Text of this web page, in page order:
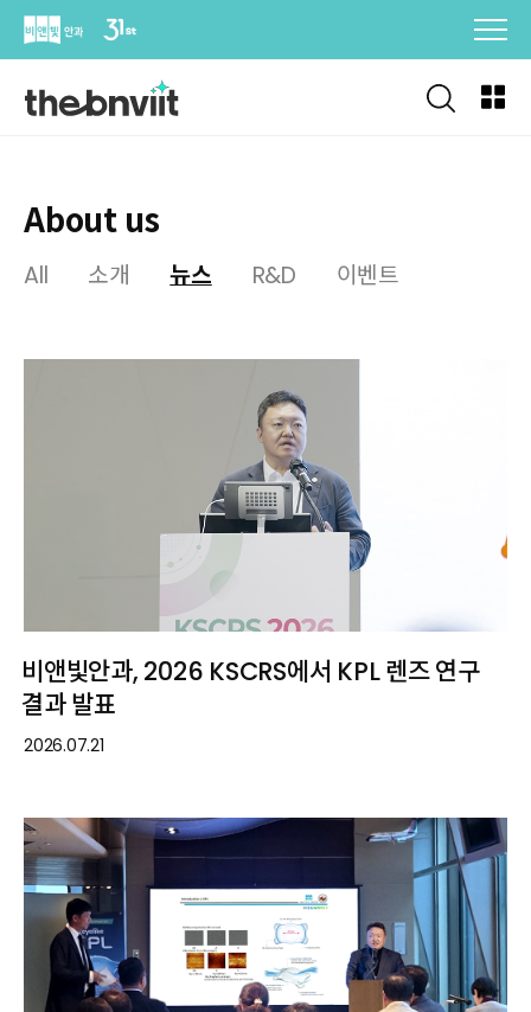
Skip
About us
All 소개 뉴스 R&D 이벤트
비앤빛안과, 2026 KSCRS에서 KPL 렌즈 연구
결과 발표
2026.07.21